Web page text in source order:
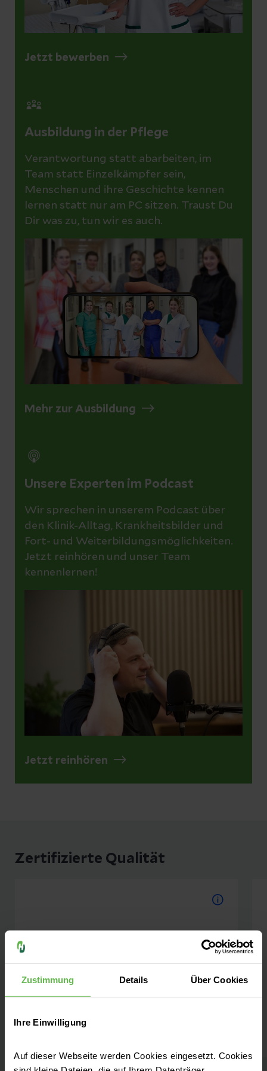
Zustimmung Details Über Cookies
Ihre Einwilligung
Auf dieser Webseite werden Cookies eingesetzt. Cookies
Jetzt bewerben
Ausbildung in der Pflege
Verantwortung statt abarbeiten, im
Team statt Einzelkämpfer sein,
Menschen und ihre Geschichte kennen
lernen statt nur am PC sitzen. Traust Du
Dir was zu, tun wir es auch.
Mehr zur Ausbildung
Unsere Experten im Podcast
Wir sprechen in unserem Podcast über
den Klinik-Alltag, Krankheitsbilder und
Fort- und Weiterbildungsmöglichkeiten.
Jetzt reinhören und unser Team
kennenlernen!
Jetzt reinhören
Zertifizierte Qualität
Wir sind durch die DKG
ausgezeichnet als Zertifiziertes
Hautkrebszentrum